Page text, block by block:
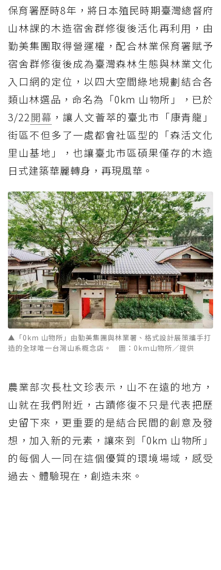
保育署歷時8年，將日本殖民時期臺灣總督府
山林課的木造宿舍群修復後活化再利用，由
勤美集團取得營運權，配合林業保育署賦予
宿舍群修復後成為臺灣森林生態與林業文化
入口網的定位，以四大空間綠地規劃結合各
類山林選品，命名為「0km 山物所」，已於
3/22 開幕 ，讓人文薈萃的臺北市「康青龍」
街區不但多了一處都會社區型的「森活文化
里山基地」，也讓臺北市區碩果僅存的木造
日式建築華麗轉身，再現風華。
▲「0km 山物所」由勤美集團與林業署、格式設計展策攜手打
造的全球唯一台灣山系概念店。 圖：0km山物所／提供
農業部次長杜文珍表示，山不在遠的地方，
山就在我們附近，古蹟修復不只是代表把歷
史留下來，更重要的是結合民間的創意及發
想，加入新的元素，讓來到「0km 山物所」
的每個人一同在這個優質的環境場域，感受
過去、體驗現在，創造未來。